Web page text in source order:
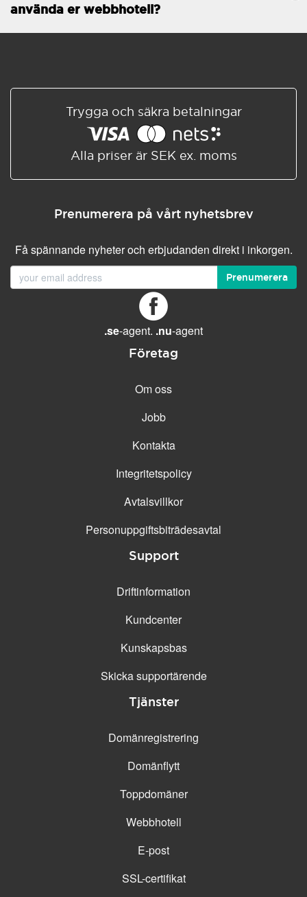
E-POSTFUNKTIONER
IMAP/CalDAV/CardDAV
Spamskydd Standard
Delad/Synkroniserad
adressbok
E-postfiltrering
Autosvar
Daglig säkerhetskopiering
telefonsupport
30 dagars kostnadsfritt test
använda er webbhotell?
Trygga och säkra betalningar
Alla priser är SEK ex. moms
Prenumerera på vårt nyhetsbrev
Få spännande nyheter och erbjudanden direkt i inkorgen.
Prenumerera
.se-agent. .nu-agent
Företag
Om oss
Jobb
Kontakta
Integritetspolicy
Avtalsvillkor
Personuppgifts­biträdesavtal
Support
Driftinformation
Kundcenter
Kunskapsbas
Skicka supportärende
Tjänster
Domänregistrering
Domänflytt
Toppdomäner
Webbhotell
E-post
SSL-certifikat